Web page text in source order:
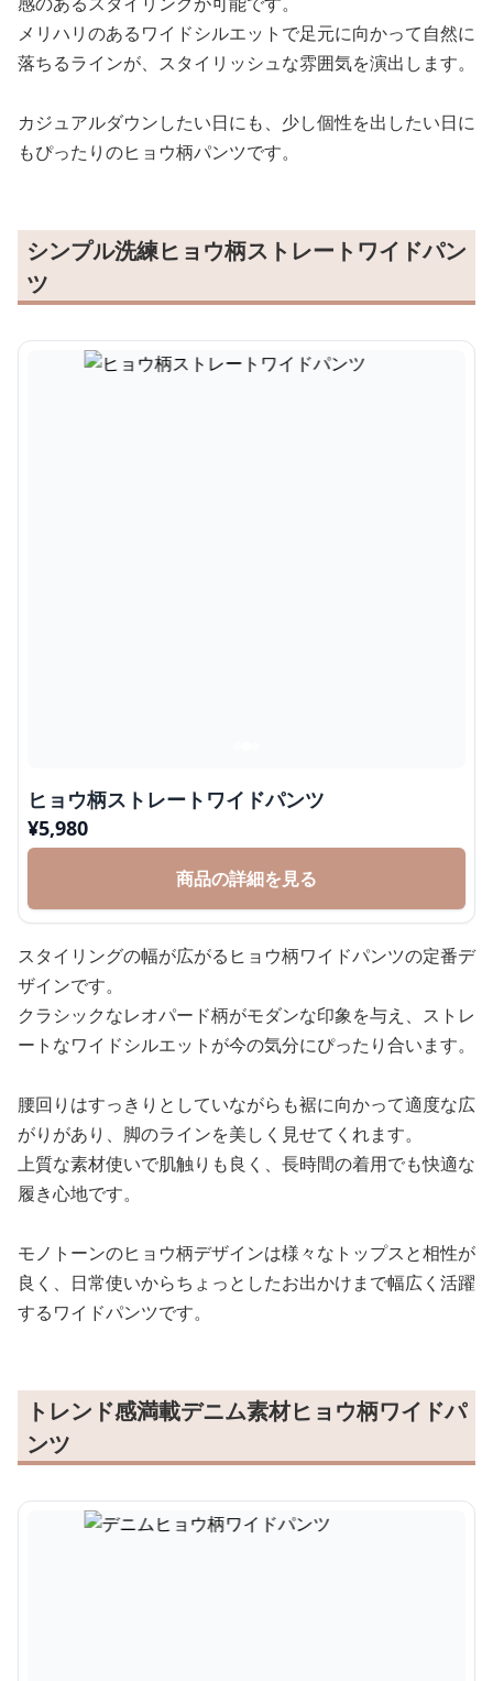
メリハリのあるワイドシルエットで足元に向かって自然に
落ちるラインが、スタイリッシュな雰囲気を演出します。
カジュアルダウンしたい日にも、少し個性を出したい日に
もぴったりのヒョウ柄パンツです。
シンプル洗練ヒョウ柄ストレートワイドパン
ツ
ヒョウ柄ストレートワイドパンツ
¥5,980
商品の詳細を見る
スタイリングの幅が広がるヒョウ柄ワイドパンツの定番デ
ザインです。
クラシックなレオパード柄がモダンな印象を与え、ストレ
ートなワイドシルエットが今の気分にぴったり合います。
腰回りはすっきりとしていながらも裾に向かって適度な広
がりがあり、脚のラインを美しく見せてくれます。
上質な素材使いで肌触りも良く、長時間の着用でも快適な
履き心地です。
モノトーンのヒョウ柄デザインは様々なトップスと相性が
良く、日常使いからちょっとしたお出かけまで幅広く活躍
するワイドパンツです。
トレンド感満載デニム素材ヒョウ柄ワイドパ
ンツ